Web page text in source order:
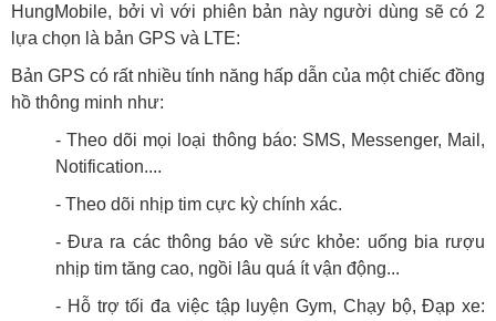
HungMobile, bởi vì với phiên bản này người dùng sẽ có 2
lựa chọn là bản GPS và LTE:
Bản GPS có rất nhiều tính năng hấp dẫn của một chiếc đồng
hồ thông minh như:
- Theo dõi mọi loại thông báo: SMS, Messenger, Mail,
Notification....
- Theo dõi nhịp tim cực kỳ chính xác.
- Đưa ra các thông báo về sức khỏe: uống bia rượu
nhịp tim tăng cao, ngồi lâu quá ít vận động...
- Hỗ trợ tối đa việc tập luyện Gym, Chạy bộ, Đạp xe: